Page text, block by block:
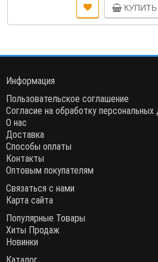
КУПИТЬ
Информация
Пользовательское соглашение
Согласие на обработку персональных
О нас
Доставка
Способы оплаты
Контакты
Оптовым покупателям
Связаться с нами
Карта сайта
Популярные Товары
Хиты Продаж
Новинки